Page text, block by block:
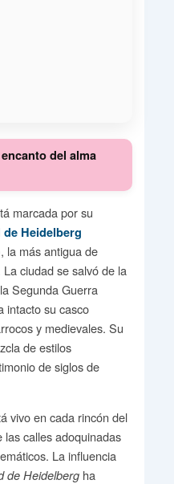
del alma
marcada por su
Heidelberg
la más antigua de
ciudad se salvó de la
Segunda Guerra
intacto su casco
y medievales. Su
de estilos
de siglos de
vivo en cada rincón del
las calles adoquinadas
La influencia
de Heidelbergha